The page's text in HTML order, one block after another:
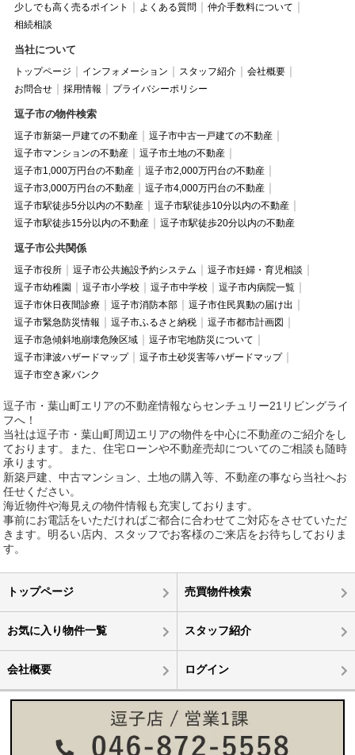
少しでも高く売るポイント
よくある質問
仲介手数料について
相続相談
当社について
トップページ インフォメーション スタッフ紹介
会社概要
お問合せ
採用情報 プライバシーポリシー
逗子市の物件検索
逗子市新築一戸建ての不動産
逗子市中古一戸建ての不動産
逗子市マンションの不動産
逗子市土地の不動産
逗子市1,000万円台の不動産
逗子市2,000万円台の不動産
逗子市3,000万円台の不動産
逗子市4,000万円台の不動産
逗子市駅徒歩5分以内の不動産
逗子市駅徒歩10分以内の不動産
逗子市駅徒歩15分以内の不動産
逗子市駅徒歩20分以内の不動産
逗子市公共関係
逗子市役所 逗子市公共施設予約システム
逗子市妊婦・育児相談
逗子市幼稚園
逗子市小学校 逗子市中学校
逗子市内病院一覧
逗子市休日夜間診療
逗子市消防本部
逗子市住民異動の届け出
逗子市緊急防災情報
逗子市ふるさと納税
逗子市都市計画図
逗子市急傾斜地崩壊危険区域
逗子市宅地防災について
逗子市津波ハザードマップ
逗子市土砂災害等ハザードマップ
逗子市空き家バンク
逗子市・葉山町エリアの不動産情報ならセンチュリー21リビングライ
フへ！
当社は逗子市・葉山町周辺エリアの物件を中心に不動産のご紹介をし
ております。また、住宅ローンや不動産売却についてのご相談も随時
承ります。
新築戸建、中古マンション、土地の購入等、不動産の事なら当社へお
任せください。
海近物件や海見えの物件情報も充実しております。
事前にお電話をいただければご都合に合わせてご対応をさせていただ
きます。明るい店内、スタッフでお客様のご来店をお待ちしておりま
す。
トップページ 売買物件検索
お気に入り物件一覧 スタッフ紹介
会社概要 ログイン